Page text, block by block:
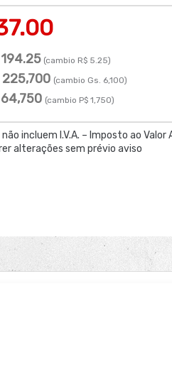
(cambio R$ 5.25)
225,700 (cambio Gs. 6,100)
(cambio P$ 1,750)
não incluem I.V.A. – Imposto ao
alterações sem prévio aviso